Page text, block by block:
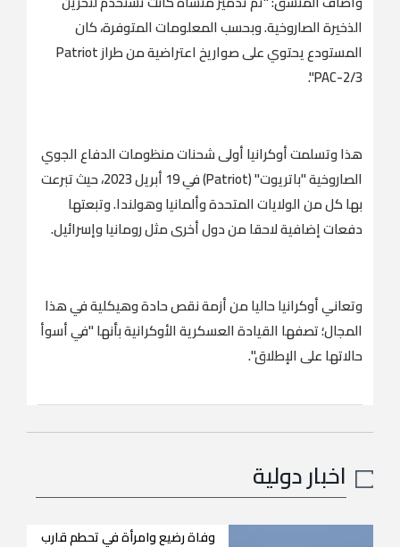
الذخيرة الصاروخية. وبحسب المعلومات المتوفرة، كان
المستودع يحتوي على صواريخ اعتراضية من طراز Patriot
PAC-2/3".
هذا وتسلمت أوكرانيا أولى شحنات منظومات الدفاع الجوي
الصاروخية "باتريوت" (Patriot) في 19 أبريل 2023، حيث تبرعت
بها كل من الولايات المتحدة وألمانيا وهولندا. وتبعتها
دفعات إضافية لاحقا من دول أخرى مثل رومانيا وإسرائيل.
وتعاني أوكرانيا حاليا من أزمة نقص حادة وهيكلية في هذا
المجال؛ تصفها القيادة العسكرية الأوكرانية بأنها "في أسوأ
حالاتها على الإطلاق".
اخبار دولية
وفاة رضيع وامرأة في تحطم قارب